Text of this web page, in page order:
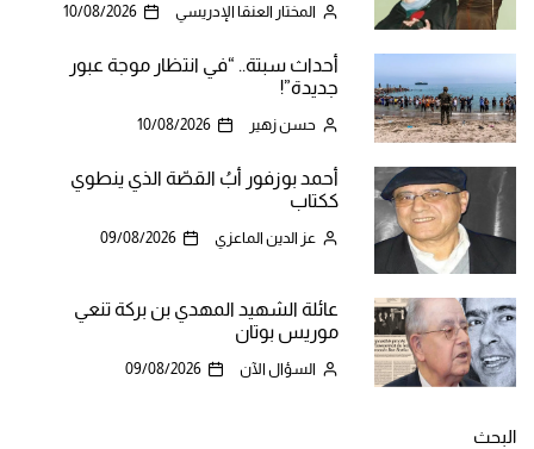
المختار العنقا الإدريسي 10/08/2026
أحداث سبتة.. “في انتظار موجة عبور
جديدة”!
حسن زهير 10/08/2026
أحمد بوزفور أبُ القصّة الذي ينطوي
ككتاب
عز الدين الماعزي 09/08/2026
عائلة الشهيد المهدي بن بركة تنعي
موريس بوتان
السؤال الآن 09/08/2026
البحث